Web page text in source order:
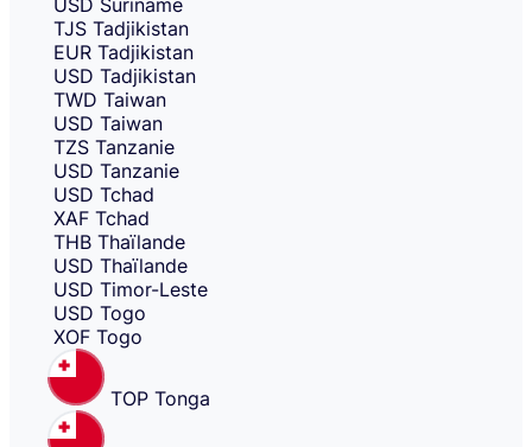
USD Suriname
TJS Tadjikistan
EUR Tadjikistan
USD Tadjikistan
TWD Taiwan
USD Taiwan
TZS Tanzanie
USD Tanzanie
USD Tchad
XAF Tchad
THB Thaïlande
USD Thaïlande
USD Timor-Leste
USD Togo
XOF Togo
TOP Tonga